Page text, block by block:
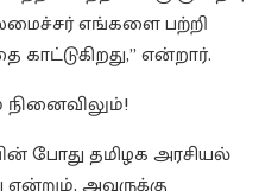
எங்களை பற்றி
என்றார்.
தமிழக அரசியல்